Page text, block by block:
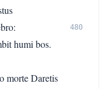
480
humi bos.
morte Daretis